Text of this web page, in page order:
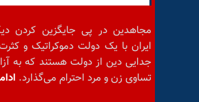
مجاهدین در پی جایگزین کردن
ایران با یک دولت دموکراتیک و
جدایی دین از دولت هستند که به
تساوی زن و مرد احترام می‌گذارد.